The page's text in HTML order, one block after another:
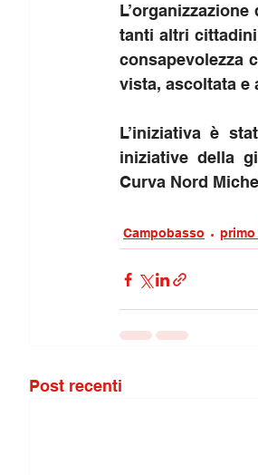
tanti altri
consapevolezza
vista, ascoltata e
L’iniziativa è
iniziative della
Curva Nord
Campobasso primo
Post recenti